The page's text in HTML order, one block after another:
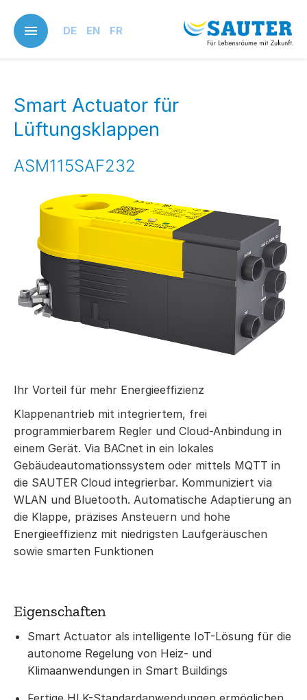
main
content
DE EN FR
Smart Actuator für
Lüftungsklappen
ASM115SAF232
Ihr Vorteil für mehr Energieeffizienz
Klappenantrieb mit integriertem, frei
programmierbarem Regler und Cloud-Anbindung in
einem Gerät. Via BACnet in ein lokales
Gebäudeautomationssystem oder mittels MQTT in
die SAUTER Cloud integrierbar. Kommuniziert via
WLAN und Bluetooth. Automatische Adaptierung an
die Klappe, präzises Ansteuern und hohe
Energieeffizienz mit niedrigsten Laufgeräuschen
sowie smarten Funktionen
Eigenschaften
Smart Actuator als intelligente IoT-Lösung für die
autonome Regelung von Heiz- und
Klimaanwendungen in Smart Buildings